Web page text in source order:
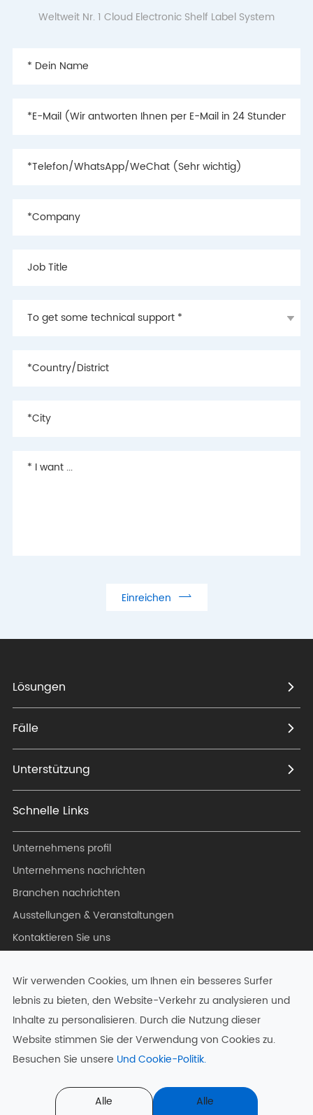
Weltweit Nr. 1 Cloud Electronic Shelf Label System
Einreichen 
Lösungen
Fälle
Unterstützung
Schnelle Links
Unternehmens profil
Unternehmens nachrichten
Branchen nachrichten
Ausstellungen & Veranstaltungen
Kontaktieren Sie uns
Urheberrecht © Hangzhou Zkong Networks Co., Ltd.
Rechte vorbehalten.
Wir verwenden Cookies, um Ihnen ein besseres Surfer
lebnis zu bieten, den Website-Verkehr zu analysieren und
Inhalte zu personalisieren. Durch die Nutzung dieser
Website stimmen Sie der Verwendung von Cookies zu.
Besuchen Sie unsere Und Cookie-Politik.
Alle
Alle